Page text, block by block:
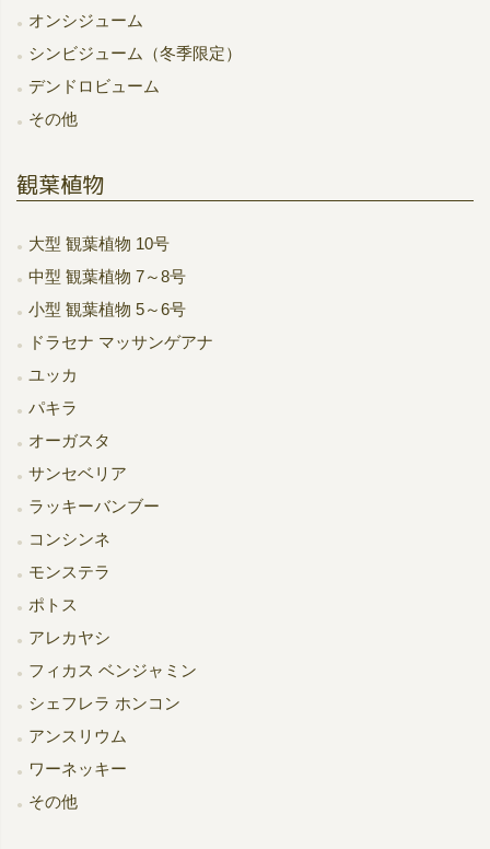
オンシジューム
シンビジューム（冬季限定）
デンドロビューム
その他
観葉植物
大型 観葉植物 10号
中型 観葉植物 7～8号
小型 観葉植物 5～6号
ドラセナ マッサンゲアナ
ユッカ
パキラ
オーガスタ
サンセベリア
ラッキーバンブー
コンシンネ
モンステラ
ポトス
アレカヤシ
フィカス ベンジャミン
シェフレラ ホンコン
アンスリウム
ワーネッキー
その他